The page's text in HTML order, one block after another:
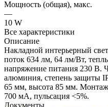
Мощность (общая), макс.
—
10 W
Все характеристики
Описание
Накладной интерьерный
поток 634 лм, 64 лм/Вт,
напряжение питания 230 В.
алюминия, степень защиты
65 мм, высота 85 мм.
700 мА, пульсация <5%.
Документы